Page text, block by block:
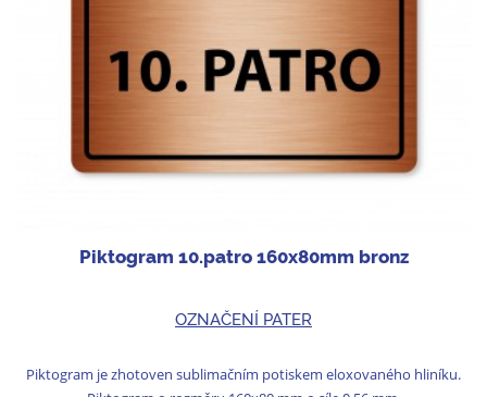
Piktogram 10.patro 160x80mm bronz
OZNAČENÍ PATER
Piktogram je zhotoven sublimačním potiskem eloxovaného hliníku.